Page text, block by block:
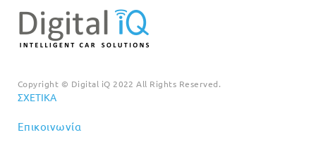
Copyright © Digital iQ 2022 All Rights Reserved.
ΣΧΕΤΙΚΆ
Επικοινωνία